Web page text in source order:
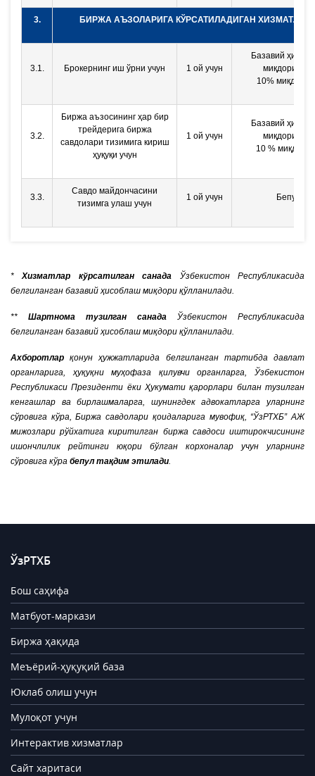
3. БИРЖА АЪЗОЛАРИГА КЎРСАТИЛАДИГАН ХИЗМАТЛАР
3.1. Брокернинг иш ўрни учун 1 ой учун
Базавий
миқдорининг
10%
3.2.
Биржа аъзосининг ҳар бир
трейдерига биржа
савдолари тизимига кириш
ҳуқуқи учун
1 ой учун
Базавий
миқдорининг
10 %
3.3.
Савдо майдончасини
тизимга улаш учун
1 ой учун Бепул
*Хизматлар кўрсатилган санада Ўзбекистон Республикасида
белгиланган базавий ҳисоблаш миқдори қўлланилади.
** Шартнома тузилган санада Ўзбекистон Республикасида
белгиланган базавий ҳисоблаш миқдори қўлланилади.
Ахборотлар қонун ҳужжатларида белгиланган тартибда давлат
органларига, ҳуқуқни муҳофаза қилувчи органларга, Ўзбекистон
Республикаси Президенти ёки Ҳукумати қарорлари билан тузилган
кенгашлар ва бирлашмаларга, шунингдек адвокатларга уларнинг
сўровига кўра, Биржа савдолари қоидаларига мувофиқ, “ЎзРТХБ” АЖ
мижозлари рўйхатига киритилган биржа савдоси иштирокчисининг
ишончлилик рейтинги юқори бўлган корхоналар учун уларнинг
сўровига кўра бепул тақдим этилади.
ЎзРТХБ
Бош саҳифа
Матбуот-маркази
Биржа ҳақида
Меъёрий-ҳуқуқий база
Юклаб олиш учун
Мулоқот учун
Интерактив хизматлар
Сайт харитаси